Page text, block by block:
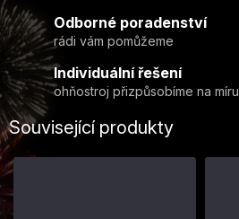
Odborné poradenství
rádi vám pomůžeme
Individuální řešení
ohňostroj přizpůsobíme na míru
Související produkty